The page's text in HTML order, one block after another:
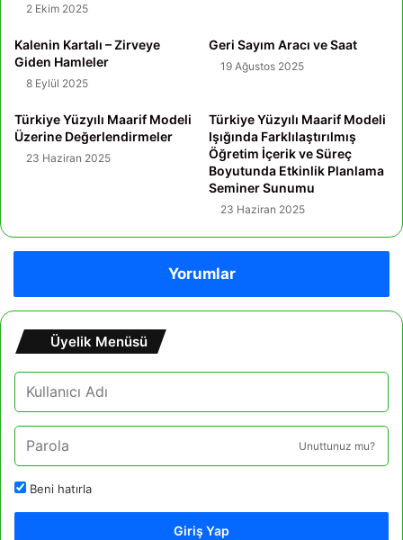
2 Ekim 2025
Kalenin Kartalı – Zirveye
Giden Hamleler
8 Eylül 2025
Geri Sayım Aracı ve Saat
19 Ağustos 2025
Türkiye Yüzyılı Maarif Modeli
Üzerine Değerlendirmeler
23 Haziran 2025
Türkiye Yüzyılı Maarif Modeli
Işığında Farklılaştırılmış
Öğretim İçerik ve Süreç
Boyutunda Etkinlik Planlama
Seminer Sunumu
23 Haziran 2025
Yorumlar
Üyelik Menüsü
Unuttunuz mu?
Beni hatırla
Giriş Yap